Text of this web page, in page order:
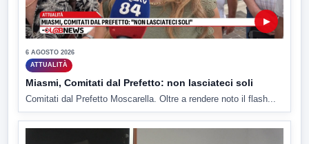
▶
6 AGOSTO 2026
ATTUALITÀ
Miasmi, Comitati dal Prefetto: non lasciateci soli
Comitati dal Prefetto Moscarella. Oltre a rendere noto il flash...